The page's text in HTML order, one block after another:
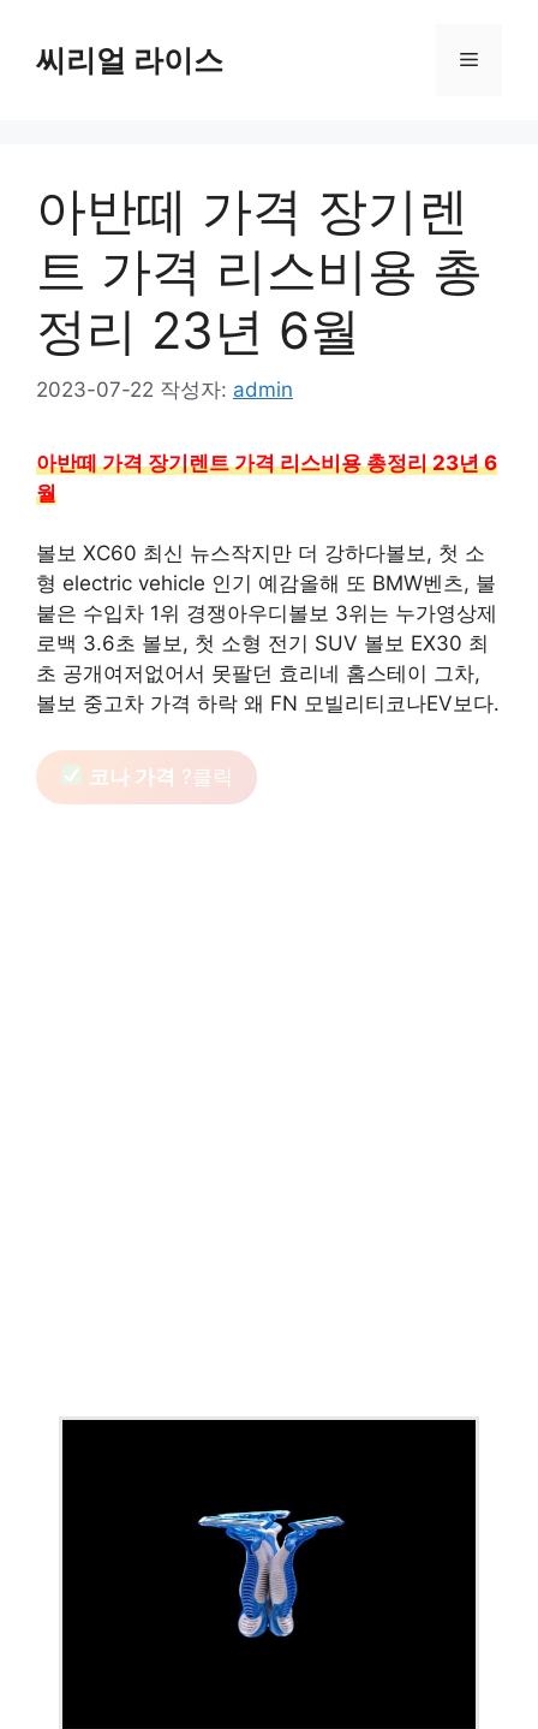
씨리얼 라이스 메
아반떼 가격 장기렌
트 가격 리스비용 총
정리 23년 6월
2023-07-22 작성자: admin
아반떼 가격 장기렌트 가격 리스비용 총정리 23년 6
월
볼보 XC60 최신 뉴스작지만 더 강하다볼보, 첫 소
형 electric vehicle 인기 예감올해 또 BMW벤츠, 불
붙은 수입차 1위 경쟁아우디볼보 3위는 누가영상제
로백 3.6초 볼보, 첫 소형 전기 SUV 볼보 EX30 최
초 공개여저없어서 못팔던 효리네 홈스테이 그차,
볼보 중고차 가격 하락 왜 FN 모빌리티코나EV보다.
코나 가격 ?클릭